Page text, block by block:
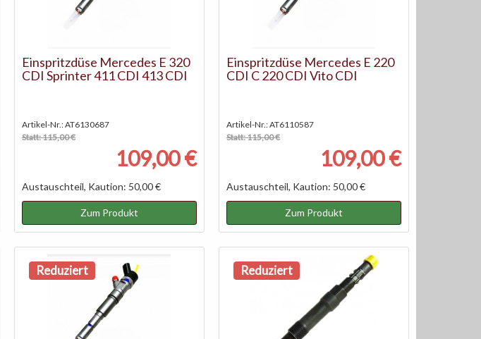
Einspritzdüse Mercedes E 320
CDI Sprinter 411 CDI 413 CDI
Artikel-Nr.: AT6130687
Statt: 115,00 €
109,00 €
Austauschteil, Kaution: 50,00 €
Zum Produkt
Einspritzdüse Mercedes E 220
CDI C 220 CDI Vito CDI
Artikel-Nr.: AT6110587
Statt: 115,00 €
109,00 €
Austauschteil, Kaution: 50,00 €
Zum Produkt
Reduziert Reduziert